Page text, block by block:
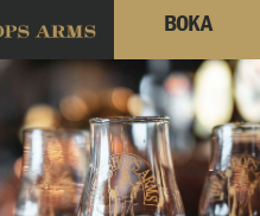
BOKA